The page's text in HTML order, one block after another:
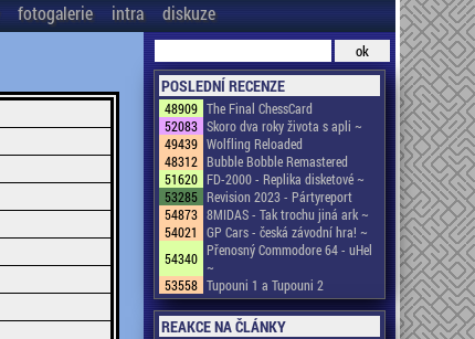
fotogalerie intra diskuze
POSLEDNÍ RECENZE
48909 The Final ChessCard
52083 Skoro dva roky života s apli ~
49439 Wolfling Reloaded
48312 Bubble Bobble Remastered
51620 FD-2000 - Replika disketové ~
53285 Revision 2023 - Pártyreport
54873 8MIDAS - Tak trochu jiná ark ~
54021
GP Cars - česká závodní hra! ~
54340 Přenosný Commodore 64 - uHel
~
53558 Tupouni 1 a Tupouni 2
REAKCE NA ČLÁNKY